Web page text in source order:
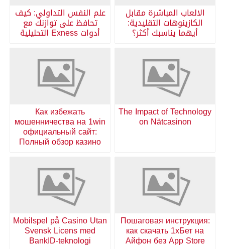
الالعاب المباشرة مقابل
الكازينوهات التقليدية:
أيهما يناسبك أكثر؟
علم النفس التداولي: كيف
تحافظ على توازنك مع
أدوات Exness التحليلية
The Impact of Technology
on Nätcasinon
Как избежать
мошенничества на 1win
официальный сайт:
Полный обзор казино
Пошаговая инструкция:
как скачать 1хБет на
Айфон без App Store
Mobilspel på Casino Utan
Svensk Licens med
BankID-teknologi